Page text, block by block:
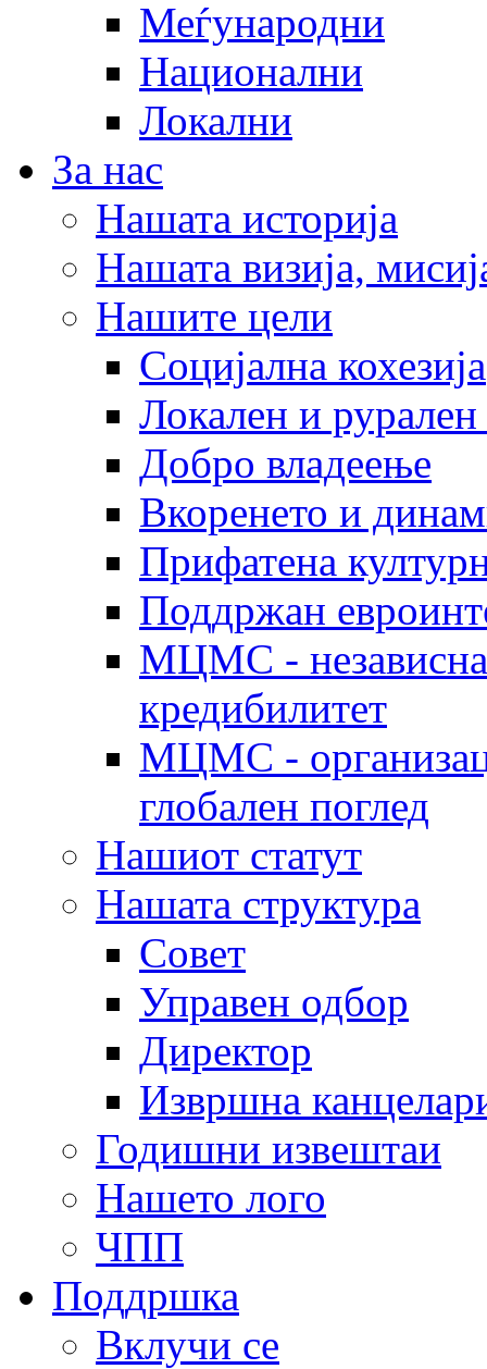
Меѓународни
Национални
Локални
За нас
Нашата историја
Нашата визија,
Нашите цели
Социјална кохезија
Локален и рурален
Добро владеење
Вкоренето и
Прифатена
Поддржан
МЦМС - независна
кредибилитет
МЦМС -
глобален поглед
Нашиот статут
Нашата структура
Совет
Управен одбор
Директор
Извршна
Годишни извештаи
Нашето лого
ЧПП
Поддршка
Вклучи се